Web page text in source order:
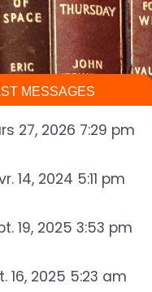
MESSAGES
27, 2026 7:29 pm
14, 2024 5:11 pm
19, 2025 3:53 pm
16, 2025 5:23 am